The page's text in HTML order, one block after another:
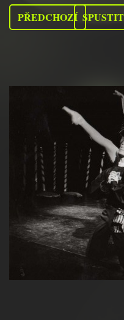
PŘEDCHOZÍ